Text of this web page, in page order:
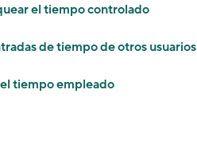
el tiempo controlado
de tiempo de otros usuarios
tiempo empleado